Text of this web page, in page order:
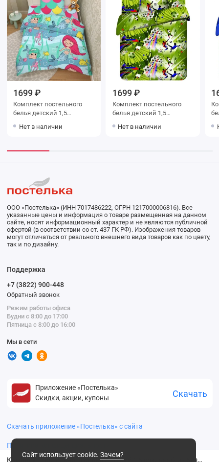
Комплект постельного белья детский 1,5 спальный из бязи с наволочкой 70х70 Рисунок Василиса
1699 ₽
Комплект постельного
белья детский 1,5
наволочкой 70х70 Рисунок
Нет в наличии
1699 ₽
Комплект постельного
белья детский 1,5
наволочкой 70х70 Рисунок
Нет в наличии
белья
Сайт использует cookie. Зачем?
ООО «Постелька» (ИНН 7017486222, ОГРН 1217000006816). Все
указанные цены и информация о товаре размещенная на данном
сайте, носят информационный характер и не являются публичной
офертой (в соответствии со ст. 437 ГК РФ). Изображения товаров
могут отличаться от реального внешнего вида товаров как по цвету,
так и по дизайну.
Поддержка
+7 (3822) 900-448
Обратный звонок
Режим работы офиса
Будни с 8:00 до 17:00
Пятница с 8:00 до 16:00
Мы в сети
Приложение «Постелька»
Скидки, акции, купоны
Скачать
Скачать приложение «Постелька» с сайта
Политика конфиденциальности